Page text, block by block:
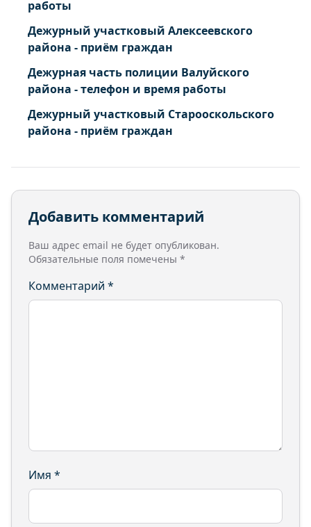
работы
Дежурный участковый Алексеевского
района - приём граждан
Дежурная часть полиции Валуйского
района - телефон и время работы
Дежурный участковый Старооскольского
района - приём граждан
Добавить комментарий
Ваш адрес email не будет опубликован.
Обязательные поля помечены *
Комментарий *
Имя *